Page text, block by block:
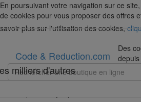
En poursuivant votre navigation sur ce
de cookies pour vous proposer des offres
savoir plus sur l'utilisation des cookies,
Code & Reduction.com
Des
milliers d'autres